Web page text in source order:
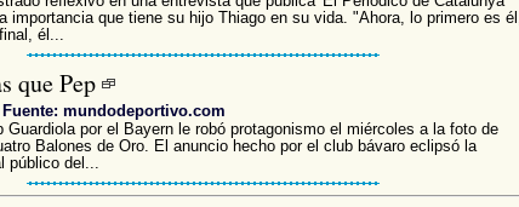
importancia que tiene su hijo Thiago en su vida. "Ahora, lo primero es él,
él...
que Pep
Fuente: mundodeportivo.com
Guardiola por el Bayern le robó protagonismo el miércoles a la foto de
Balones de Oro. El anuncio hecho por el club bávaro eclipsó la
público del...